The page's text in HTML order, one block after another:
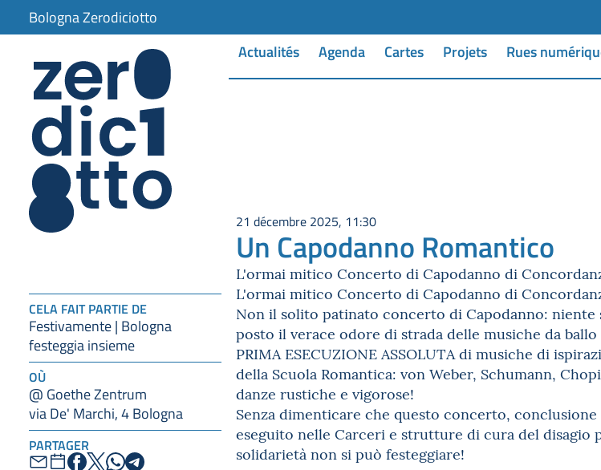
Bologna Zerodiciotto
Actualités
Agenda Cartes Projets Rues
CELA FAIT PARTIE DE
Festivamente | Bologna
festeggia insieme
OÙ
@ Goethe Zentrum
via De' Marchi, 4 Bologna
PARTAGER
21 décembre 2025, 11:30
Un Capodanno Romantico
L'ormai mitico Concerto di Capodanno di
L'ormai mitico Concerto di Capodanno di
Non il solito patinato concerto di Capodanno:
posto il verace odore di strada delle musiche da
PRIMA ESECUZIONE ASSOLUTA di musiche di
della Scuola Romantica: von Weber, Schumann,
danze rustiche e vigorose!
Senza dimenticare che questo concerto,
eseguito nelle Carceri e strutture di cura del disagio
solidarietà non si può festeggiare!